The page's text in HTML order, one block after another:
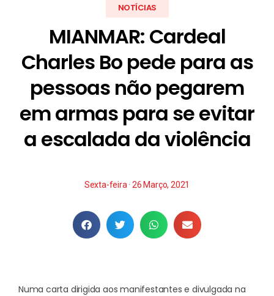
NOTÍCIAS
MIANMAR: Cardeal
Charles Bo pede para as
pessoas não pegarem
em armas para se evitar
a escalada da violência
Sexta-feira · 26 Março, 2021
Numa carta dirigida aos manifestantes e divulgada na